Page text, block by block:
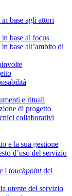
base agli attori
base al focus
base all’ambito di
e rituali
di progetto
collaborativi
e la sua gestione
d’uso del servizio
i touchpointdel
utente del servizio